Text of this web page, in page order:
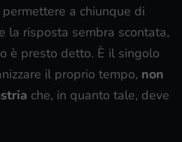
a chiunque di
la risposta sembra scontata,
è presto detto. È il singolo
il proprio tempo, non
che, in quanto tale, deve